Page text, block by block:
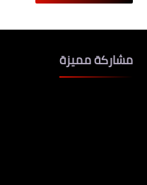
مشاركة مميزة